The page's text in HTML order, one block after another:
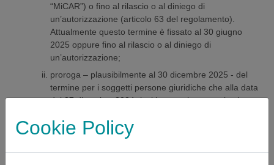
“MiCAR”) o fino al rilascio o al diniego di
un’autorizzazione (articolo 63 del regolamento).
Attualmente questo termine è fissato al 30 giugno
2025 oppure fino al rilascio o al diniego di
un’autorizzazione;
proroga – plausibilmente al 30 dicembre 2025 - del
termine per i soggetti persone giuridiche che alla data
del 27 dicembre 2024 risultino regolarmente iscritte
autorizzazione ai sensi del MiCAR. Attualmente
questo termine è fissato al 30 giugno 2025;
possibilità per i soggetti persone giuridiche che alla
Cookie Policy